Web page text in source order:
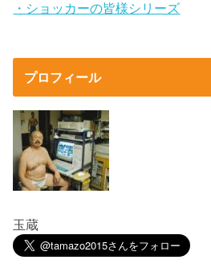
・ショッカーの皆様シリーズ
プロフィール
玉蔵